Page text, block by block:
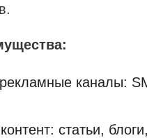
каналы:
статьи,